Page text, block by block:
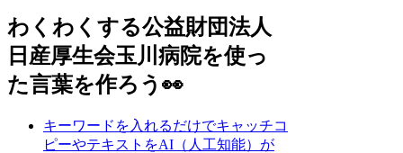
わくわくする公益財団法人
日産厚生会玉川病院を使っ
た言葉を作ろう👀
キーワードを入れるだけでキャッチコ
ピーやテキストをAI（人工知能）が